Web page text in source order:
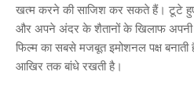
खत्म करने की साजिश कर सकते हैं। टूटे
और अपने अंदर के शैतानों के खिलाफ अपनी
फिल्म का सबसे मजबूत इमोशनल पक्ष
आखिर तक बांधे रखती है।